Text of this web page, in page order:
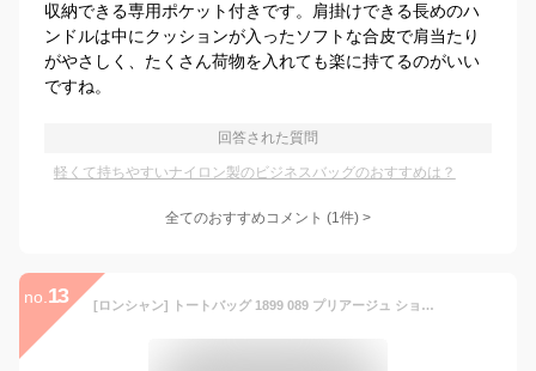
収納できる専用ポケット付きです。肩掛けできる長めのハ
ンドルは中にクッションが入ったソフトな合皮で肩当たり
がやさしく、たくさん荷物を入れても楽に持てるのがいい
ですね。
回答された質問
軽くて持ちやすいナイロン製のビジネスバッグのおすすめは？
全てのおすすめコメント (1件) >
no. 13 [ロンシャン] トートバッグ 1899 089 プリアージュ ショッピングバッグ ナイロン/レザー B4サイズ対応 PC収納可能 Navy [並行輸入品]